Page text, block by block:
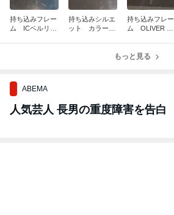
持ち込みフレー
ム ICベルリン
持ち込みシルエ
ット カラーレ
持ち込みフレー
ム OLIVER PE
た。
もっと見る
ABEMA
人気芸人 長男の重度障害を告白